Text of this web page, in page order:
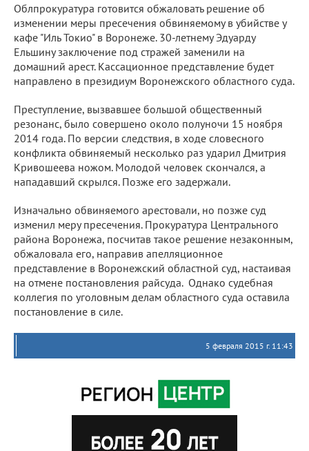
Облпрокуратура готовится обжаловать решение об
изменении меры пресечения обвиняемому в убийстве у
кафе "Иль Токио" в Воронеже. 30-летнему Эдуарду
Ельшину заключение под стражей заменили на
домашний арест. Кассационное представление будет
направлено в президиум Воронежского областного суда.
Преступление, вызвавшее большой общественный
резонанс, было совершено около полуночи 15 ноября
2014 года. По версии следствия, в ходе словесного
конфликта обвиняемый несколько раз ударил Дмитрия
Кривошеева ножом. Молодой человек скончался, а
нападавший скрылся. Позже его задержали.
Изначально обвиняемого арестовали, но позже суд
изменил меру пресечения. Прокуратура Центрального
района Воронежа, посчитав такое решение незаконным,
обжаловала его, направив апелляционное
представление в Воронежский областной суд, настаивая
на отмене постановления райсуда. Однако судебная
коллегия по уголовным делам областного суда оставила
постановление в силе.
5 февраля 2015 г. 11:43